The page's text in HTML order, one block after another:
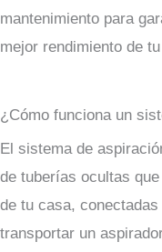
mantenimiento para
mejor rendimiento de
¿Cómo funciona un
El sistema de
de tuberías ocultas
de tu casa, conectadas
transportar un